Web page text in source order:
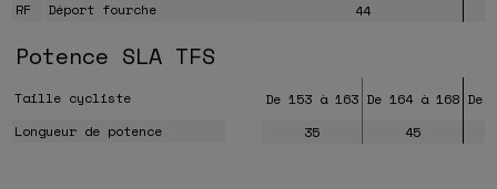
RF
Déport fourche 44
Potence SLA TFS
Taille cycliste De 153 à 163 De 164 à 168 De
Longueur de potence
35 45